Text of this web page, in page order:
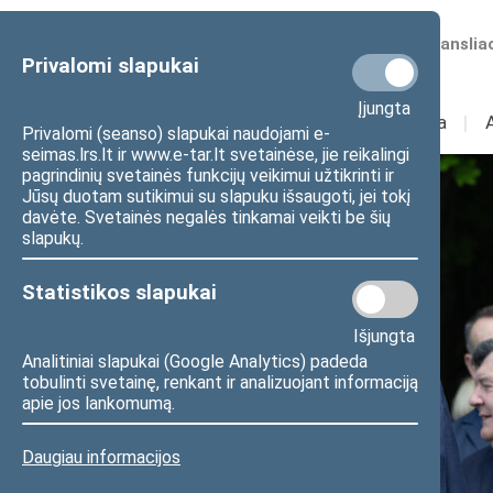
Privalomi slapukai
Įjungta
Privalomi (seanso) slapukai naudojami e-
seimas.lrs.lt ir www.e-tar.lt svetainėse, jie reikalingi
pagrindinių svetainės funkcijų veikimui užtikrinti ir
Jūsų duotam sutikimui su slapuku išsaugoti, jei tokį
davėte. Svetainės negalės tinkamai veikti be šių
slapukų.
Statistikos slapukai
Išjungta
Analitiniai slapukai (Google Analytics) padeda
tobulinti svetainę, renkant ir analizuojant informaciją
apie jos lankomumą.
Daugiau informacijos
Numatomos
Sudėtis Veikla I